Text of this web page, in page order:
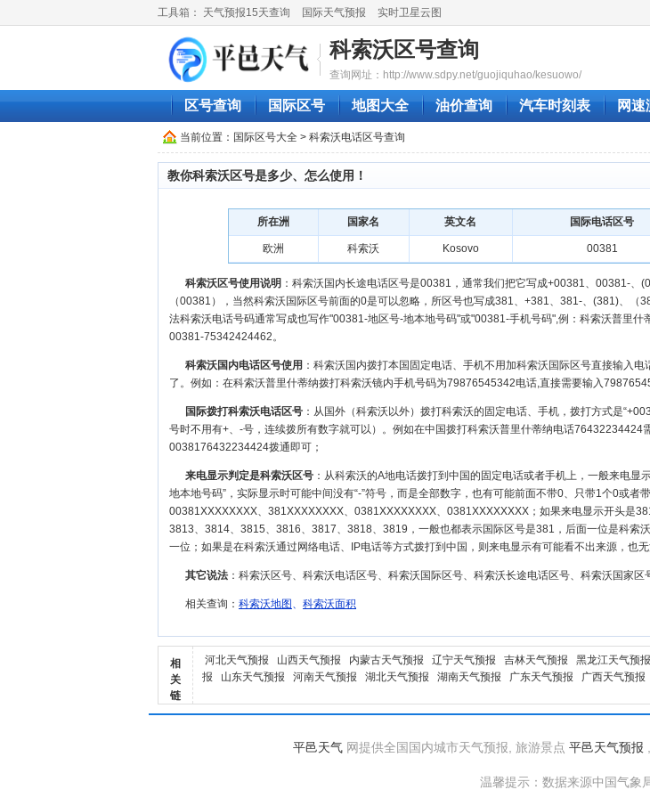
工具箱： 天气预报15天查询 国际天气预报 实时卫星云图
科索沃区号查询
查询网址：http://www.sdpy.net/guojiquhao/kesuowo/
区号查询 国际区号 地图大全 油价查询 汽车时刻表 网速
当前位置： 国际区号大全 > 科索沃电话区号查询
教你科索沃区号是多少、怎么使用！
所在洲 国家名 英文名 国际电话区号
欧洲 科索沃 Kosovo 00381
科索沃区号使用说明 ：科索沃国内长途电话区号是00381，通常我们把它写成+00381、00381-、
（00381），当然科索沃国际区号前面的0是可以忽略，所区号也写成381、+381、381-、(381)、（
法科索沃电话号码通常写成也写作"00381-地区号-地本地号码"或"00381-手机号码",例：科索沃普里什
00381-75342424462。
科索沃国内电话区号使用 ：科索沃国内拨打本国固定电话、手机不用加科索沃国际区号直接输入电
了。例如：在科索沃普里什蒂纳拨打科索沃镜内手机号码为79876545342电话,直接需要输入
国际拨打科索沃电话区号 ：从国外（科索沃以外）拨打科索沃的固定电话、手机，拨打方式是
号时不用有+、-号，连续拨所有数字就可以）。例如在中国拨打科索沃普里什蒂纳电话76432234424
0038176432234424拨通即可；
来电显示判定是科索沃区号 ：从科索沃的A地电话拨打到中国的固定电话或者手机上，一般来电显
地本地号码”，实际显示时可能中间没有“-”符号，而是全部数字，也有可能前面不带0、只带1个0或者
00381XXXXXXXX、381XXXXXXXX、0381XXXXXXXX、0381XXXXXXXX；如果来电显示开头是
3813、3814、3815、3816、3817、3818、3819，一般也都表示国际区号是381，后面一位是科索
一位；如果是在科索沃通过网络电话、IP电话等方式拨打到中国，则来电显示有可能看不出来源，也无
其它说法 ：科索沃区号、科索沃电话区号、科索沃国际区号、科索沃长途电话区号、科索沃国家区
相关查询： 科索沃地图 、 科索沃面积
相
关
链
河北天气预报 山西天气预报 内蒙古天气预报 辽宁天气预报 吉林天气预报 黑龙江天气预报
报
山东天气预报 河南天气预报 湖北天气预报 湖南天气预报 广东天气预报 广西天气预报
平邑天气 网提供全国国内城市天气预报, 旅游景点 平邑天气预报
温馨提示：数据来源中国气象